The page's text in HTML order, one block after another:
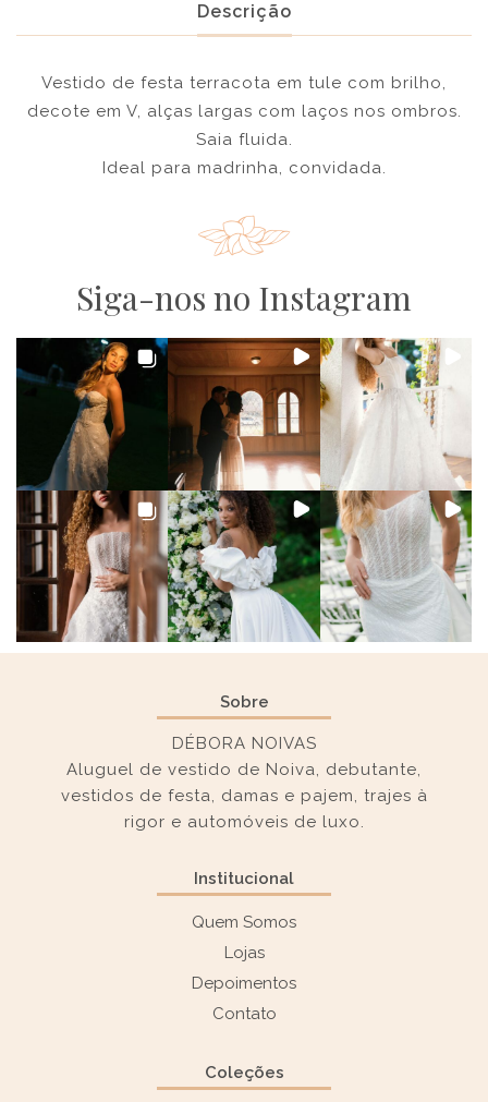
Descrição
Vestido de festa terracota em tule com brilho,
decote em V, alças largas com laços nos ombros.
Saia fluida.
Ideal para madrinha, convidada.
Siga-nos no Instagram
Sobre
DÉBORA NOIVAS
Aluguel de vestido de Noiva, debutante,
vestidos de festa, damas e pajem, trajes à
rigor e automóveis de luxo.
Institucional
Quem Somos
Lojas
Depoimentos
Contato
Coleções